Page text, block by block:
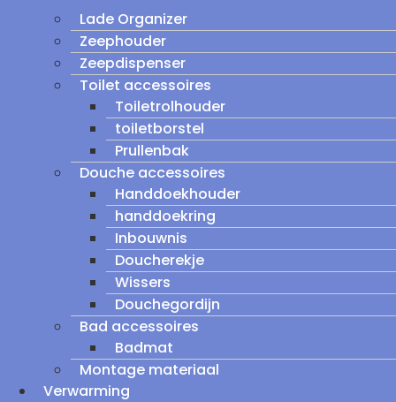
Lade Organizer
Zeephouder
Zeepdispenser
Toilet accessoires
Toiletrolhouder
toiletborstel
Prullenbak
Douche accessoires
Handdoekhouder
handdoekring
Inbouwnis
Doucherekje
Wissers
Douchegordijn
Bad accessoires
Badmat
Montage materiaal
Verwarming